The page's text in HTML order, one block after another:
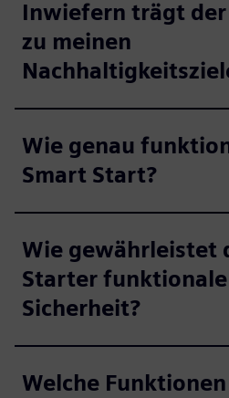
Inwiefern trägt
zu meinen
Wie genau
Smart Start?
Wie gewährleistet
Starter funktionale
Sicherheit?
Welche